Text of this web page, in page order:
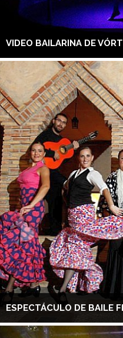
VIDEO BAILARINA DE
ESPECTÁCULO DE BAILE